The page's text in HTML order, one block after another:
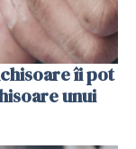
îi pot
unui